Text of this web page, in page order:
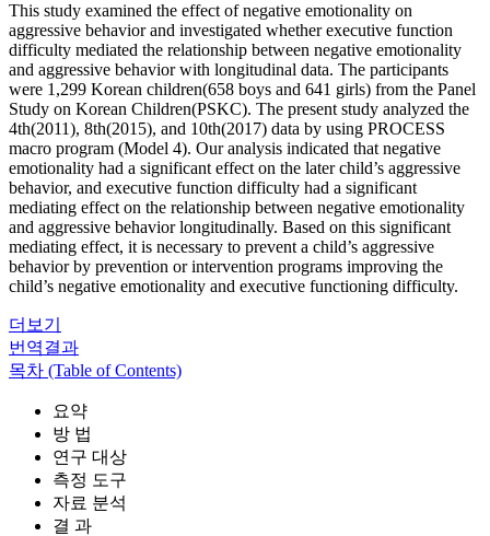
This study examined the effect of negative emotionality on
aggressive behavior and investigated whether executive function
difficulty mediated the relationship between negative emotionality
and aggressive behavior with longitudinal data. The participants
were 1,299 Korean children(658 boys and 641 girls) from the Panel
Study on Korean Children(PSKC). The present study analyzed the
4th(2011), 8th(2015), and 10th(2017) data by using PROCESS
macro program (Model 4). Our analysis indicated that negative
emotionality had a significant effect on the later child’s aggressive
behavior, and executive function difficulty had a significant
mediating effect on the relationship between negative emotionality
and aggressive behavior longitudinally. Based on this significant
mediating effect, it is necessary to prevent a child’s aggressive
behavior by prevention or intervention programs improving the
child’s negative emotionality and executive functioning difficulty.
더보기
번역결과
목차 (Table of Contents)
요약
방 법
연구 대상
측정 도구
자료 분석
결 과